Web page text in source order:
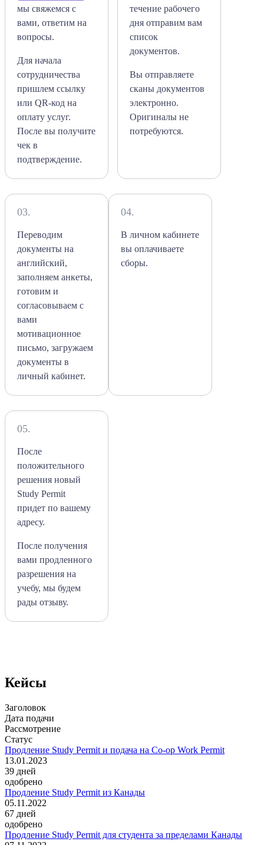
мы свяжемся с
вами, ответим на
вопросы.
Для начала
сотрудничества
пришлем ссылку
или QR-код на
оплату услуг.
После вы получите
чек в
подтверждение.
течение рабочего
дня отправим вам
список
документов.
Вы отправляете
сканы документов
электронно.
Оригиналы не
потребуются.
03.
Переводим
документы на
английский,
заполняем анкеты,
готовим и
согласовываем с
вами
мотивационное
письмо, загружаем
документы в
личный кабинет.
04.
В личном кабинете
вы оплачиваете
сборы.
05.
После
положительного
решения новый
Study Permit
придет по вашему
адресу.
После получения
вами продленного
разрешения на
учебу, мы будем
рады отзыву.
Кейсы
Заголовок
Дата подачи
Рассмотрение
Статус
Продление Study Permit и подача на Co-op Work Permit
13.01.2023
39 дней
одобрено
Продление Study Permit из Канады
05.11.2022
67 дней
одобрено
Продление Study Permit для студента за пределами Канады